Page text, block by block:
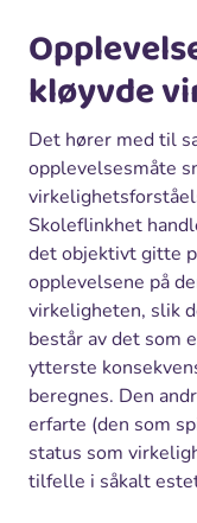
kløyvde
Det hører med til
opplevelsesmåte
Skoleflinkhet
det objektivt gitte
opplevelsene på
virkeligheten, slik
består av det som
ytterste
beregnes. Den
erfarte (den som
status som
tilfelle i såkalt